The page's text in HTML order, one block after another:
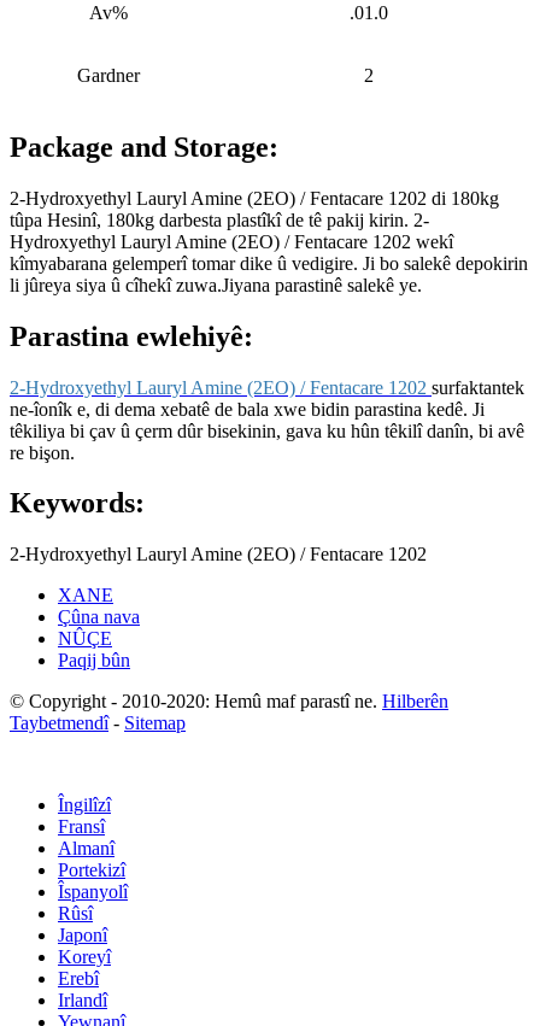
Av% .01.0
Gardner 2
Package and Storage:
2-Hydroxyethyl Lauryl Amine (2EO) / Fentacare 1202 di 180kg
tûpa Hesinî, 180kg darbesta plastîkî de tê pakij kirin. 2-
Hydroxyethyl Lauryl Amine (2EO) / Fentacare 1202 wekî
kîmyabarana gelemperî tomar dike û vedigire. Ji bo salekê depokirin
li jûreya siya û cîhekî zuwa.Jiyana parastinê salekê ye.
Parastina ewlehiyê:
2-Hydroxyethyl Lauryl Amine (2EO) / Fentacare 1202 surfaktantek
ne-îonîk e, di dema xebatê de bala xwe bidin parastina kedê. Ji
têkiliya bi çav û çerm dûr bisekinin, gava ku hûn têkilî danîn, bi avê
re bişon.
Keywords:
2-Hydroxyethyl Lauryl Amine (2EO) / Fentacare 1202
XANE
Çûna nava
NÛÇE
Paqij bûn
© Copyright - 2010-2020: Hemû maf parastî ne. Hilberên
Taybetmendî- Sitemap
Îngilîzî
Fransî
Almanî
Portekizî
Îspanyolî
Rûsî
Japonî
Koreyî
Erebî
Irlandî